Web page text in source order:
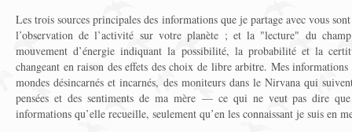
Les trois sources principales des informations que je partage avec vous
l’observation de l’activité sur votre planète ; et la "lecture" du
mouvement d’énergie indiquant la possibilité, la probabilité et la
changeant en raison des effets des choix de libre arbitre. Mes informations
mondes désincarnés et incarnés, des moniteurs dans le Nirvana qui
pensées et des sentiments de ma mère — ce qui ne veut pas dire
informations qu’elle recueille, seulement qu’en les connaissant je suis en